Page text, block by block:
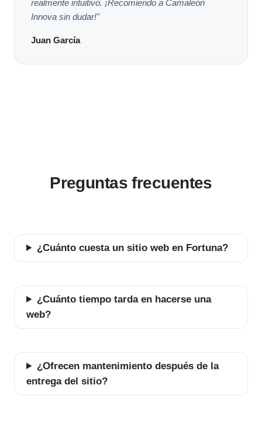
realmente intuitivo. ¡Recomiendo a Camaleón
Innova sin dudar!"
Juan García
Preguntas frecuentes
¿Cuánto cuesta un sitio web en Fortuna?
¿Cuánto tiempo tarda en hacerse una
web?
¿Ofrecen mantenimiento después de la
entrega del sitio?